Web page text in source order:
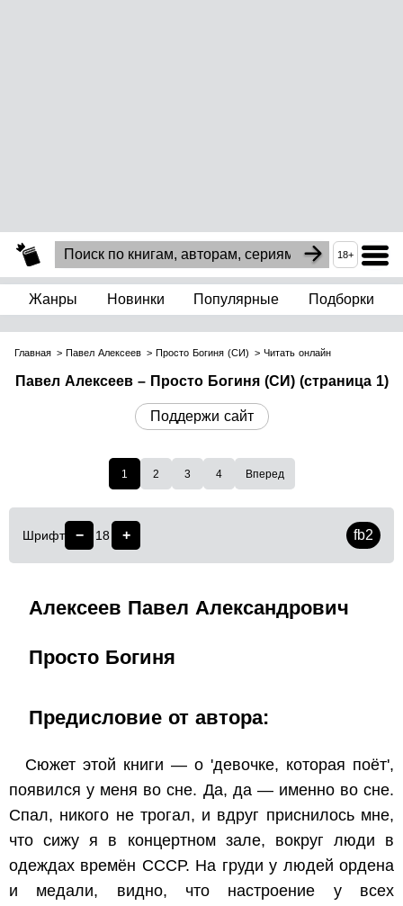
18+
Жанры Новинки Популярные Подборки
Главная Павел Алексеев Просто Богиня (СИ) Читать онлайн
Павел Алексеев – Просто Богиня (СИ) (страница 1)
Поддержи сайт
1 2 3 4 Вперед
Шрифт − 18 + fb2
Алексеев Павел Александрович
Просто Богиня
Предисловие от автора:
Сюжет этой книги — о 'девочке, которая поёт',
появился у меня во сне. Да, да — именно во сне.
Спал, никого не трогал, и вдруг приснилось мне,
что сижу я в концертном зале, вокруг люди в
одеждах времён СССР. На груди у людей ордена
и медали, видно, что настроение у всех